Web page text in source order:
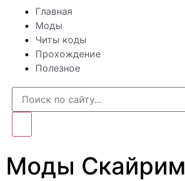
Главная
Моды
Читы коды
Прохождение
Полезное
Моды Скайрим